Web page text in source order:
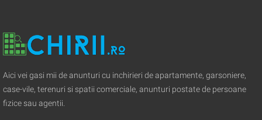
Aici vei gasi mii de anunturi cu inchirieri de apartamente, garsoniere,
case-vile, terenuri si spatii comerciale, anunturi postate de persoane
fizice sau agentii.